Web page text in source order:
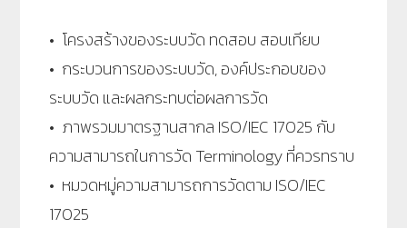
• โครงสร้างของระบบวัด ทดสอบ สอบเทียบ
• กระบวนการของระบบวัด, องค์ประกอบของ
ระบบวัด และผลกระทบต่อผลการวัด
• ภาพรวมมาตรฐานสากล ISO/IEC 17025 กับ
ความสามารถในการวัด Terminology ที่ควรทราบ
• หมวดหมู่ความสามารถการวัดตาม ISO/IEC
17025